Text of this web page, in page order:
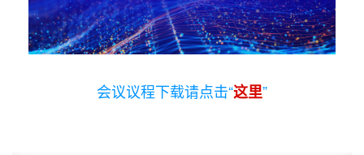
会议议程下载请点击“这里”